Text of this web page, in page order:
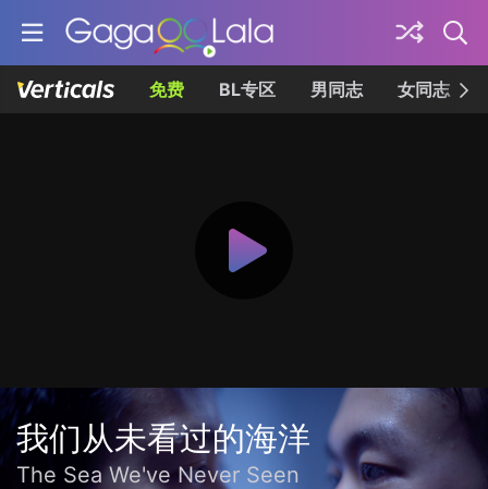
免费 BL专区 男同志 女同志
我们从未看过的海洋
The Sea We've Never Seen